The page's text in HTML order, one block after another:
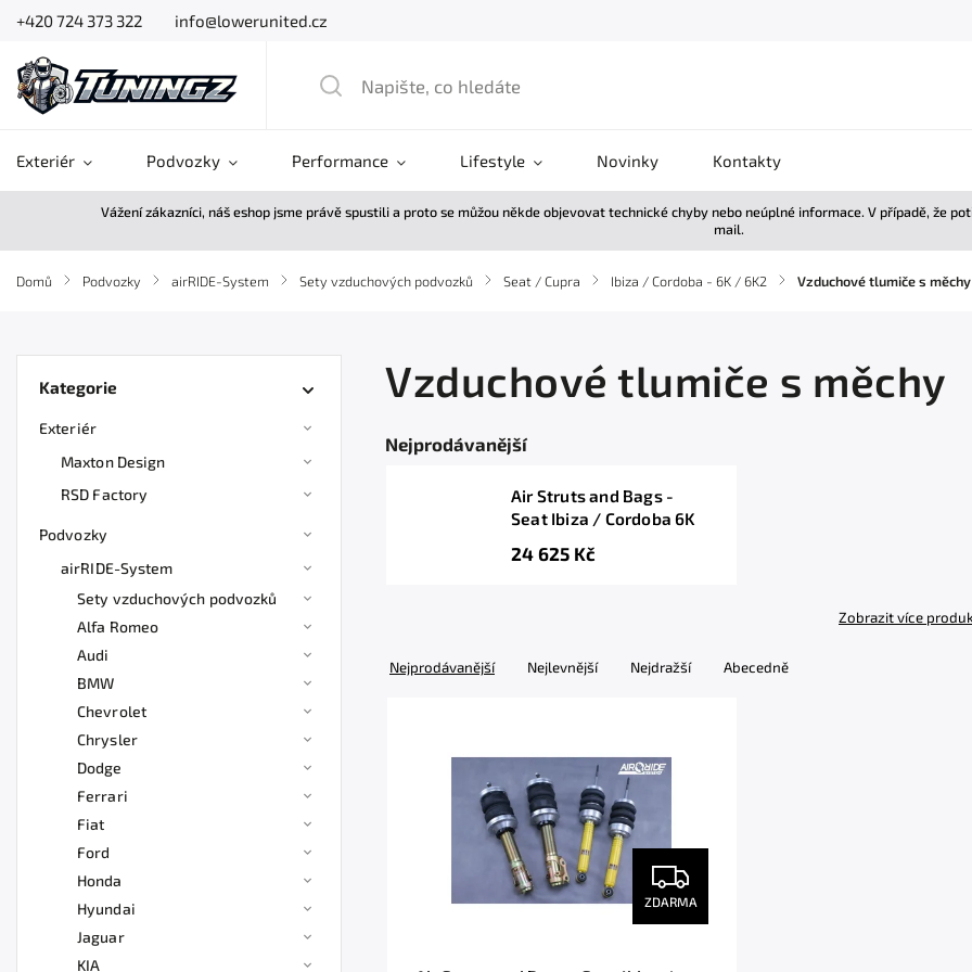
+420 724 373 322 info@lowerunited.cz
Exteriér Podvozky Performance Lifestyle Novinky Kontakty
Vážení zákazníci, náš eshop jsme právě spustili a proto se můžou někde objevovat technické chyby nebo neúplné informace. V případě, že
mail.
Domů / Podvozky / airRIDE-System / Sety vzduchových podvozků / Seat / Cupra / Ibiza / Cordoba - 6K / 6K2 / Vzduchové tlumiče s měchy
Kategorie
Exteriér
Maxton Design
RSD Factory
Podvozky
airRIDE-System
Sety vzduchových podvozků
Alfa Romeo
Audi
BMW
Chevrolet
Chrysler
Dodge
Ferrari
Fiat
Ford
Honda
Hyundai
Jaguar
KIA
Vzduchové tlumiče s měchy
Nejprodávanější
Air Struts and Bags -
Seat Ibiza / Cordoba 6K
24 625 Kč
Zobrazit více
Nejprodávanější Nejlevnější Nejdražší Abecedně
ZDARMA